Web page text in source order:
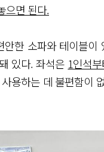
으면 된다.
안한 소파와 테이블이
있다. 좌석은 1인석
용하는 데 불편함이